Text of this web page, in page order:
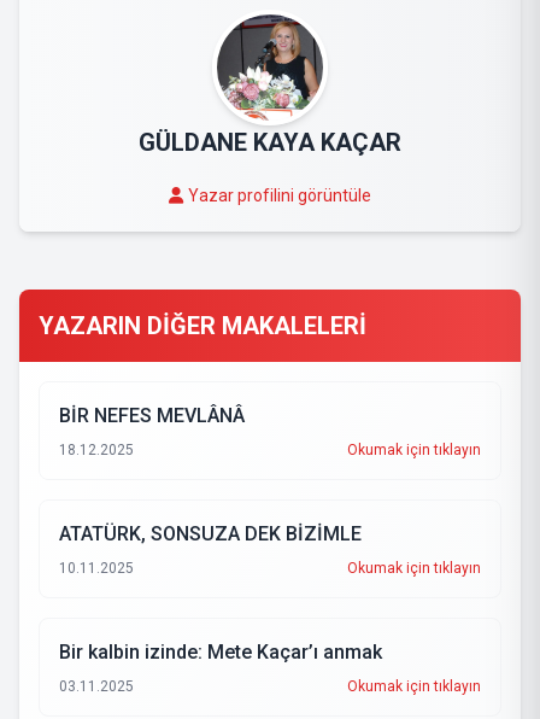
GÜLDANE KAYA KAÇAR
Yazar profilini görüntüle
YAZARIN DİĞER MAKALELERİ
BİR NEFES MEVLÂNÂ
18.12.2025 Okumak için tıklayın
ATATÜRK, SONSUZA DEK BİZİMLE
10.11.2025 Okumak için tıklayın
Bir kalbin izinde: Mete Kaçar’ı anmak
03.11.2025 Okumak için tıklayın